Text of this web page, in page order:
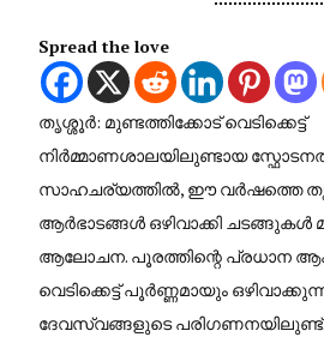
Spread the love
തൃശ്ശൂർ: മുണ്ടത്തിക്കോട് വെടിക്കെട്ട്
നിർമ്മാണശാലയിലുണ്ടായ
സാഹചര്യത്തിൽ, ഈ വർഷത്തെ
ആർഭാടങ്ങൾ ഒഴിവാക്കി ചടങ്ങുകൾ
ആലോചന. പൂരത്തിന്റെ പ്രധാന
വെടിക്കെട്ട് പൂർണ്ണമായും
ദേവസ്വങ്ങളുടെ പരിഗണനയിലുണ്ട്.